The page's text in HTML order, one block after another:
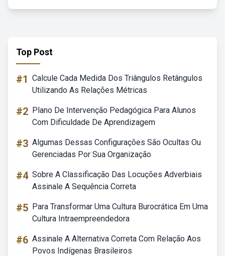
Top Post
#1 Calcule Cada Medida Dos Triângulos Retângulos
Utilizando As Relações Métricas
#2 Plano De Intervenção Pedagógica Para Alunos
Com Dificuldade De Aprendizagem
#3 Algumas Dessas Configurações São Ocultas Ou
Gerenciadas Por Sua Organização
#4 Sobre A Classificação Das Locuções Adverbiais
Assinale A Sequência Correta
#5 Para Transformar Uma Cultura Burocrática Em Uma
Cultura Intraempreendedora
#6 Assinale A Alternativa Correta Com Relação Aos
Povos Indígenas Brasileiros